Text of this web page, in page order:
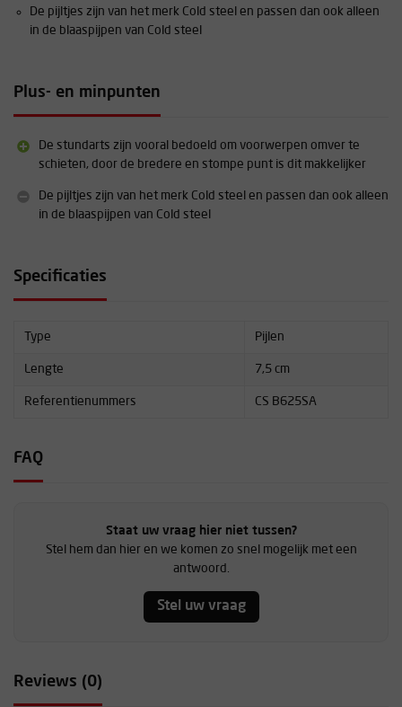
De pijltjes zijn van het merk Cold steel en passen dan ook alleen
in de blaaspijpen van Cold steel
Plus- en minpunten
De stundarts zijn vooral bedoeld om voorwerpen omver te
schieten, door de bredere en stompe punt is dit makkelijker
De pijltjes zijn van het merk Cold steel en passen dan ook alleen
in de blaaspijpen van Cold steel
Specificaties
Type Pijlen
Lengte 7,5 cm
Referentienummers CS B625SA
FAQ
Staat uw vraag hier niet tussen?
Stel hem dan hier en we komen zo snel mogelijk met een
antwoord.
Stel uw vraag
Reviews (0)